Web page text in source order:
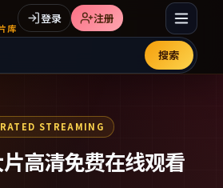
库
搜索
登录 注册
STREAMING
高清免费在线观看